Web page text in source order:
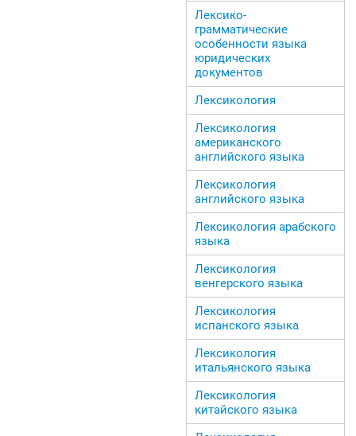
Лексико-
грамматические
особенности языка
юридических
документов
Лексикология
Лексикология
американского
английского языка
Лексикология
английского языка
Лексикология арабского
языка
Лексикология
венгерского языка
Лексикология
испанского языка
Лексикология
итальянского языка
Лексикология
китайского языка